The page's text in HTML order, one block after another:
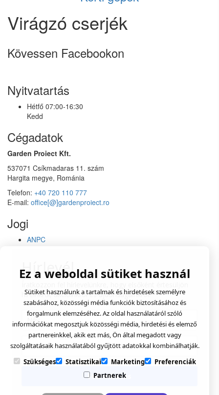
Virágzó cserjék
Kövessen Facebookon
Nyitvatartás
Hétfő 07:00-16:30
Kedd
Cégadatok
Garden Proiect Kft.
537071 Csíkmadaras 11. szám
Hargita megye, Románia
Telefon: +40 720 110 777
E-mail: office[@]gardenproiect.ro
Jogi
ANPC
Hírlevél
híreinkről, akcióinkról és újdonságainkról!
Feliratkozás
Ez a weboldal sütiket használ
Sütiket használunk a tartalmak és hirdetések személyre
szabásához, közösségi média funkciók biztosításához és
forgalmunk elemzéséhez. Az oldal használatáról szóló
információkat megosztjuk közösségi média, hirdetési és elemző
partnereinkkel, akik ezt más, Ön által megadott vagy
szolgáltatásaik használatából gyűjtött adatokkal kombinálhatják.
Szükséges
Statisztikai Marketing
Preferenciák
Partnerek